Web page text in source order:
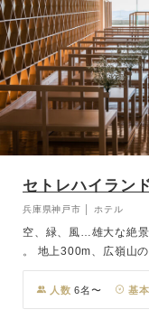
セトレハイラン
兵庫県神戸市 │ ホテル
空、緑、風…雄大な絶
。 地上300m、広嶺山
見渡せるリゾート空間
り注ぐ明るい時間も、
お愉しみ頂けます。 挙
人数 6名〜 基